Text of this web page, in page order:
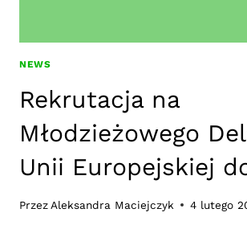
NEWS
Rekrutacja na
Młodzieżowego
Unii Europejskiej
Przez Aleksandra Maciejczyk 4 lutego